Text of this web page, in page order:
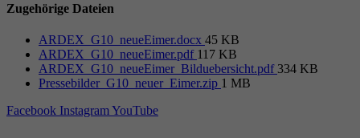
Zugehörige Dateien
ARDEX_G10_neueEimer.docx 45 KB
ARDEX_G10_neueEimer.pdf 117 KB
ARDEX_G10_neueEimer_Bilduebersicht.pdf 334 KB
Pressebilder_G10_neuer_Eimer.zip 1 MB
Facebook InstagramYouTube